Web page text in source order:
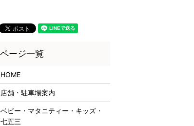
HOME
店舗・駐車場案内
ベビー・マタニティー・キッズ・
七五三